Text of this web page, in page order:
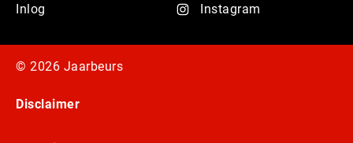
Inlog Instagram
© 2026 Jaarbeurs
Disclaimer